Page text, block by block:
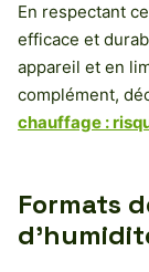
En respectant
efficace et
appareil et en
complément,
chauffage :
Formats